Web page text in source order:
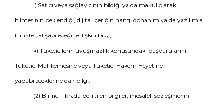
j) Satıcı veya sağlayıcının bildiği ya da makul olarak
bilmesinin beklendiği, dijital içeriğin hangi donanım ya da yazılımla
birlikte çalışabileceğine ilişkin bilgi,
k) Tüketicilerin uyuşmazlık konusundaki başvurularını
Tüketici Mahkemesine veya Tüketici Hakem Heyetine
yapabileceklerine dair bilgi.
(2) Birinci fıkrada belirtilen bilgiler, mesafeli sözleşmenin